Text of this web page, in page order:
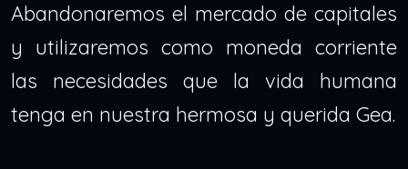
Abandonaremos el mercado de capitales
y utilizaremos como moneda corriente
las necesidades que la vida humana
tenga en nuestra hermosa y querida Gea.